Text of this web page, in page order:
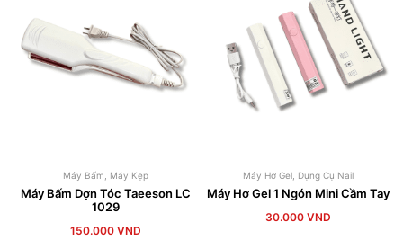
Máy Bấm Máy Kẹp
Máy Bấm Dợn Tóc Taeeson LC
1029
150.000 VND
Máy Hơ Gel, Dụng Cụ Nail
Máy Hơ Gel 1 Ngón Mini Cầm Tay
30.000 VND